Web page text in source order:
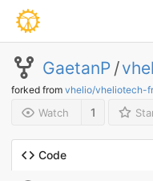
GaetanP /
forked from vhelio/vheliotech-
Watch 1
Code